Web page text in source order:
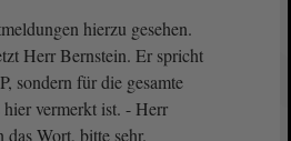
hierzu gesehen.
Herr Bernstein. Er spricht
sondern für die gesamte
hier vermerkt ist. - Herr
das Wort, bitte sehr.